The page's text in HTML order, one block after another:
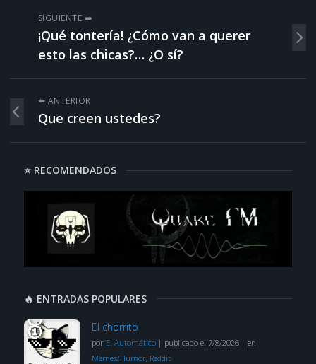
SIGUIENTE ➡️
¡Qué tontería! ¿Cómo van a querer
esto las chicas?… ¿O sí?
⬅️ ANTERIOR
Que creen ustedes?
⭐ RECOMENDADOS
🔥 ENTRADAS POPULARES
El chorrito
por El Automático| publicado el 7/8/2026| en
Memes/Humor, Reddit